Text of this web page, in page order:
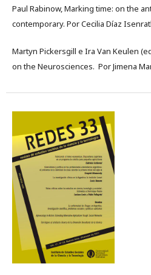
Paul Rabinow, Marking time: on the
contemporary. Por Cecilia Díaz
Martyn Pickersgill e Ira Van Keulen
on the Neurosciences. Por Jimena